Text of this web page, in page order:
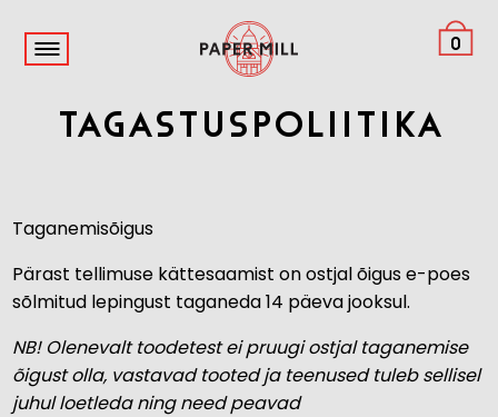
0
Tagastuspoliitika
Taganemisõigus
Pärast tellimuse kättesaamist on ostjal õigus e-poes
sõlmitud lepingust taganeda 14 päeva jooksul.
NB! Olenevalt toodetest ei pruugi ostjal taganemise
õigust olla, vastavad tooted ja teenused tuleb sellisel
juhul loetleda ning need peavad